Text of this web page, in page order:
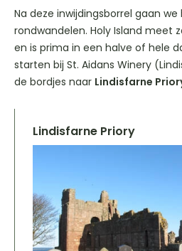
Na deze inwijdingsborrel gaan
rondwandelen. Holy Island meet
en is prima in een halve of hele
starten bij St. Aidans Winery
de bordjes naar Lindisfarne
Lindisfarne Priory